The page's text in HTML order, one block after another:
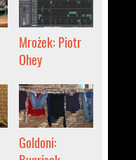
Mrożek: Piotr
Ohey
Goldoni: